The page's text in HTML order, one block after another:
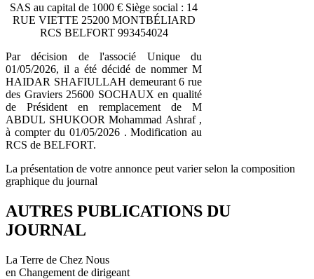
SAS au capital de 1000 € Siège social : 14
RUE VIETTE 25200 MONTBÉLIARD
RCS BELFORT 993454024
Par décision de l'associé Unique du
01/05/2026, il a été décidé de nommer M
HAIDAR SHAFIULLAH demeurant 6 rue
des Graviers 25600 SOCHAUX en qualité
de Président en remplacement de M
ABDUL SHUKOOR Mohammad Ashraf ,
à compter du 01/05/2026 . Modification au
RCS de BELFORT.
La présentation de votre annonce peut varier selon la composition
graphique du journal
AUTRES PUBLICATIONS DU
JOURNAL
La Terre de Chez Nous
en Changement de dirigeant